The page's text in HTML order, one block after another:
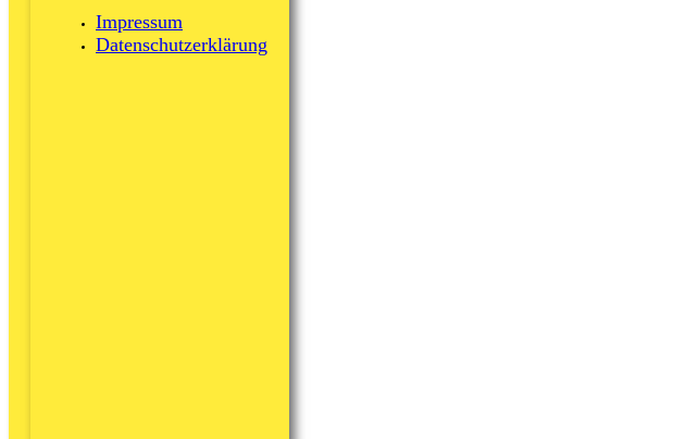
Impressum
Datenschutzerklärung